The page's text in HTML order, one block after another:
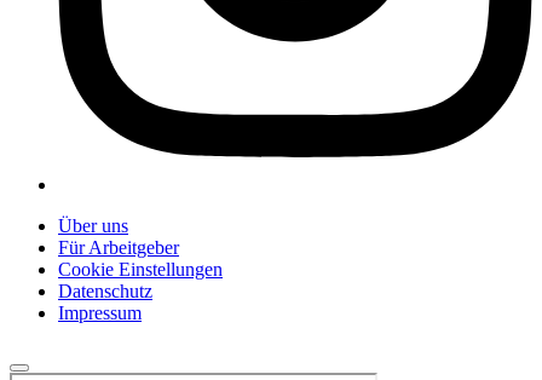
Über uns
Für Arbeitgeber
Cookie Einstellungen
Datenschutz
Impressum